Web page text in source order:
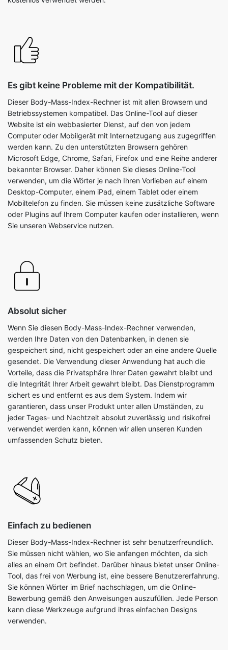
Es gibt keine Probleme mit der Kompatibilität.
Dieser Body-Mass-Index-Rechner ist mit allen Browsern und
Betriebssystemen kompatibel. Das Online-Tool auf dieser
Website ist ein webbasierter Dienst, auf den von jedem
Computer oder Mobilgerät mit Internetzugang aus zugegriffen
werden kann. Zu den unterstützten Browsern gehören
Microsoft Edge, Chrome, Safari, Firefox und eine Reihe anderer
bekannter Browser. Daher können Sie dieses Online-Tool
verwenden, um die Wörter je nach Ihren Vorlieben auf einem
Desktop-Computer, einem iPad, einem Tablet oder einem
Mobiltelefon zu finden. Sie müssen keine zusätzliche Software
oder Plugins auf Ihrem Computer kaufen oder installieren, wenn
Sie unseren Webservice nutzen.
Absolut sicher
Wenn Sie diesen Body-Mass-Index-Rechner verwenden,
werden Ihre Daten von den Datenbanken, in denen sie
gespeichert sind, nicht gespeichert oder an eine andere Quelle
gesendet. Die Verwendung dieser Anwendung hat auch die
Vorteile, dass die Privatsphäre Ihrer Daten gewahrt bleibt und
die Integrität Ihrer Arbeit gewahrt bleibt. Das Dienstprogramm
sichert es und entfernt es aus dem System. Indem wir
garantieren, dass unser Produkt unter allen Umständen, zu
jeder Tages- und Nachtzeit absolut zuverlässig und risikofrei
verwendet werden kann, können wir allen unseren Kunden
umfassenden Schutz bieten.
Einfach zu bedienen
Dieser Body-Mass-Index-Rechner ist sehr benutzerfreundlich.
Sie müssen nicht wählen, wo Sie anfangen möchten, da sich
alles an einem Ort befindet. Darüber hinaus bietet unser Online-
Tool, das frei von Werbung ist, eine bessere Benutzererfahrung.
Sie können Wörter im Brief nachschlagen, um die Online-
Bewerbung gemäß den Anweisungen auszufüllen. Jede Person
kann diese Werkzeuge aufgrund ihres einfachen Designs
verwenden.